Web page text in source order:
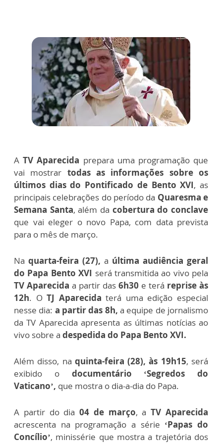
ATV Aparecida prepara uma programação que
vai mostrar todas as informações sobre os
últimos dias do Pontificado de Bento XVI, as
principais celebrações do período da Quaresma e
Semana Santa, além da cobertura do conclave
que vai eleger o novo Papa, com data prevista
para o mês de março.
Na quarta-feira (27), a última audiência geral
do Papa Bento XVI será transmitida ao vivo pela
TV Aparecida a partir das 6h30 e terá reprise às
12h. OTJ Aparecida terá uma edição especial
nesse dia: a partir das 8h, a equipe de jornalismo
da TV Aparecida apresenta as últimas notícias ao
vivo sobre a despedida do Papa Bento XVI.
Além disso, na quinta-feira (28), às 19h15, será
exibido o documentário ‘Segredos do
Vaticano’, que mostra o dia-a-dia do Papa.
A partir do dia04 de março, aTV Aparecida
acrescenta na programação a série ‘Papas do
Concílio’, minissérie que mostra a trajetória dos